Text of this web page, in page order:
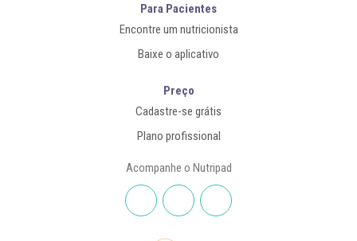
Para Pacientes
Encontre um nutricionista
Baixe o aplicativo
Preço
Cadastre-se grátis
Plano profissional
Acompanhe o Nutripad